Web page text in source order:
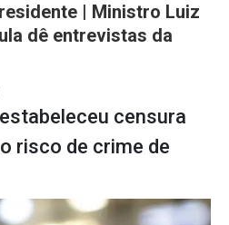
| Ministro Luiz
dê entrevistas da
censura
risco de crime de